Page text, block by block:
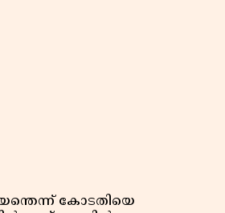
കോടതിയെ